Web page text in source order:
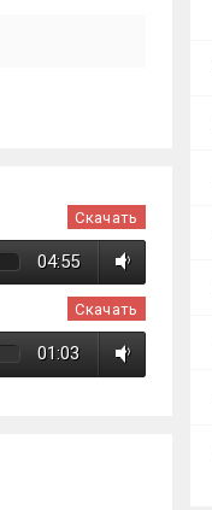
Скачать
04:55
Скачать
01:03